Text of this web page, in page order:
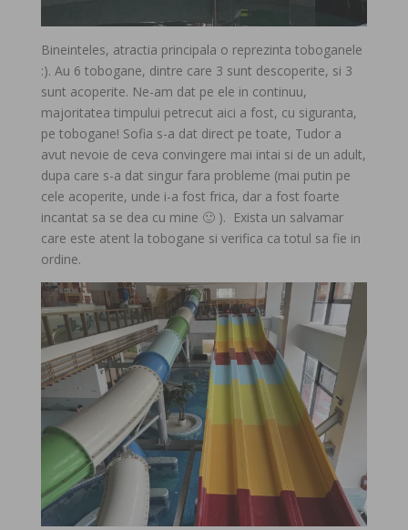
Bineinteles, atractia principala o reprezinta toboganele
:). Au 6 tobogane, dintre care 3 sunt descoperite, si 3
sunt acoperite. Ne-am dat pe ele in continuu,
majoritatea timpului petrecut aici a fost, cu siguranta,
pe tobogane! Sofia s-a dat direct pe toate, Tudor a
avut nevoie de ceva convingere mai intai si de un adult,
dupa care s-a dat singur fara probleme (mai putin pe
cele acoperite, unde i-a fost frica, dar a fost foarte
incantat sa se dea cu mine 🙂 ). Exista un salvamar
care este atent la tobogane si verifica ca totul sa fie in
ordine.